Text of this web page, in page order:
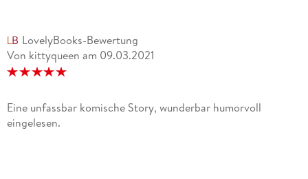
LovelyBooks-Bewertung
Von kittyqueen am 09.03.2021
Eine unfassbar komische Story, wunderbar humorvoll
eingelesen.